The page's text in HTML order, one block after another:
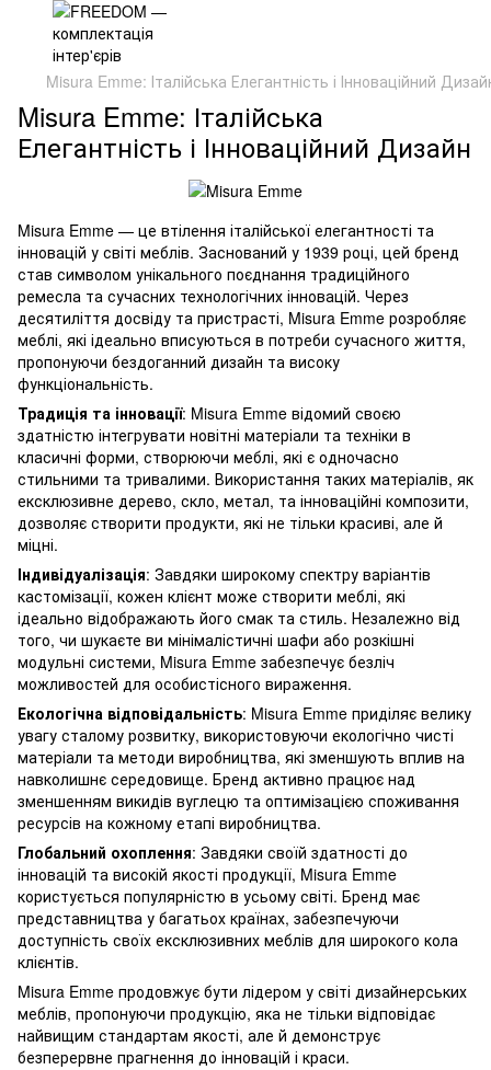
Misura Emme: Італійська Елегантність і Інноваційний
Misura Emme: Італійська
Елегантність і Інноваційний Дизайн
Misura Emme — це втілення італійської елегантності та
інновацій у світі меблів. Заснований у 1939 році, цей бренд
став символом унікального поєднання традиційного
ремесла та сучасних технологічних інновацій. Через
десятиліття досвіду та пристрасті, Misura Emme розробляє
меблі, які ідеально вписуються в потреби сучасного життя,
пропонуючи бездоганний дизайн та високу
функціональність.
Традиція та інновації: Misura Emme відомий своєю
здатністю інтегрувати новітні матеріали та техніки в
класичні форми, створюючи меблі, які є одночасно
стильними та тривалими. Використання таких матеріалів, як
ексклюзивне дерево, скло, метал, та інноваційні композити,
дозволяє створити продукти, які не тільки красиві, але й
міцні.
Індивідуалізація: Завдяки широкому спектру варіантів
кастомізації, кожен клієнт може створити меблі, які
ідеально відображають його смак та стиль. Незалежно від
того, чи шукаєте ви мінімалістичні шафи або розкішні
модульні системи, Misura Emme забезпечує безліч
можливостей для особистісного вираження.
Екологічна відповідальність: Misura Emme приділяє велику
увагу сталому розвитку, використовуючи екологічно чисті
матеріали та методи виробництва, які зменшують вплив на
навколишнє середовище. Бренд активно працює над
зменшенням викидів вуглецю та оптимізацією споживання
ресурсів на кожному етапі виробництва.
Глобальний охоплення: Завдяки своїй здатності до
інновацій та високій якості продукції, Misura Emme
користується популярністю в усьому світі. Бренд має
представництва у багатьох країнах, забезпечуючи
доступність своїх ексклюзивних меблів для широкого кола
клієнтів.
Misura Emme продовжує бути лідером у світі дизайнерських
меблів, пропонуючи продукцію, яка не тільки відповідає
найвищим стандартам якості, але й демонструє
безперервне прагнення до інновацій і краси.